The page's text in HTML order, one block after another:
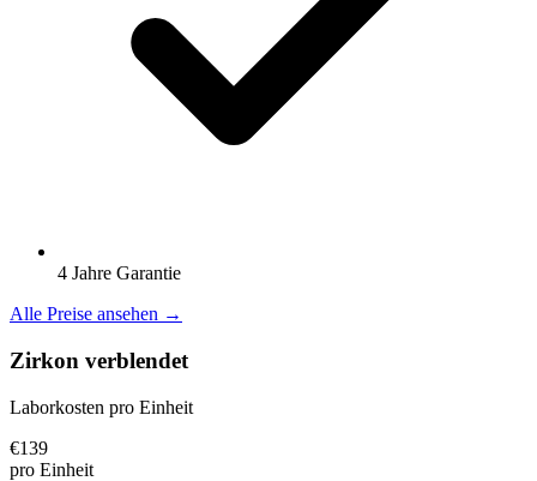
4 Jahre Garantie
Alle Preise ansehen →
Zirkon verblendet
Laborkosten pro Einheit
€139
pro Einheit